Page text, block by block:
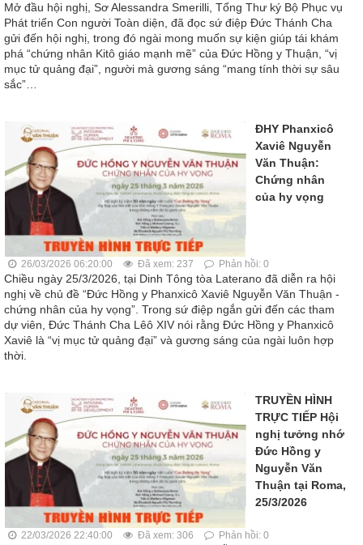
Mở đầu hội nghị, Sơ Alessandra Smerilli, Tổng Thư ký Bộ Phục vụ
Phát triển Con người Toàn diện, đã đọc sứ điệp Đức Thánh Cha
gửi đến hội nghị, trong đó ngài mong muốn sự kiện giúp tái khám
phá “chứng nhân Kitô giáo mạnh mẽ” của Đức Hồng y Thuận, “vị
mục tử quảng đại”, người mà gương sáng “mang tính thời sự sâu
sắc”…
ĐHY Phanxicô
Xaviê Nguyễn
Văn Thuận:
Chứng nhân
của hy vọng
26/03/2026 06:20:00 Đã xem: 237 Phản hồi: 0
Chiều ngày 25/3/2026, tại Dinh Tông tòa Laterano đã diễn ra hội
nghị về chủ đề “Đức Hồng y Phanxicô Xaviê Nguyễn Văn Thuận -
chứng nhân của hy vọng”. Trong sứ điệp ngắn gửi đến các tham
dự viên, Đức Thánh Cha Lêô XIV nói rằng Đức Hồng y Phanxicô
Xaviê là “vị mục tử quảng đại” và gương sáng của ngài luôn hợp
thời.
TRUYỀN HÌNH
TRỰC TIẾP Hội
nghị tưởng nhớ
Đức Hồng y
Nguyễn Văn
Thuận tại Roma,
25/3/2026
22/03/2026 22:40:00 Đã xem: 306 Phản hồi: 0